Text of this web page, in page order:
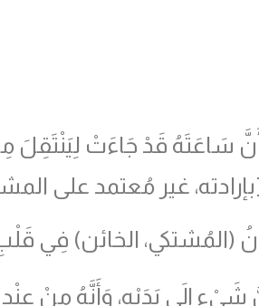
سَاعَتَهُ قَدْ جَاءَتْ لِيَنْتَقِلَ
غير مُعتمد على
(المُشتكي، الخائن) فِي
إِلَى يَدَيْهِ، وَأَنَّهُ مِنْ عِنْدِ